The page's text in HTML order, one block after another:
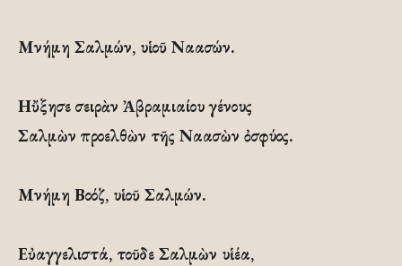
Μνήμη Σαλμών, υἱοῦ Ναασών.
Ηὔξησε σειρὰν Ἀβραμιαίου γένους
Σαλμὼν προελθὼν τῆς Ναασὼν ὀσφύος.
Μνήμη Βοόζ, υἱοῦ Σαλμών.
Εὐαγγελιστά, τοῦδε Σαλμὼν υἱέα,